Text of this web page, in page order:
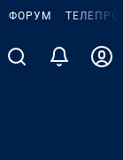
ФОРУМ